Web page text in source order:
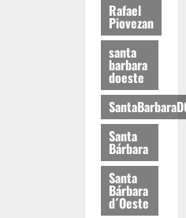
Rafael
Piovezan
santa
barbara
doeste
Santa
Bárbara
Santa
Bárbara
d´Oeste